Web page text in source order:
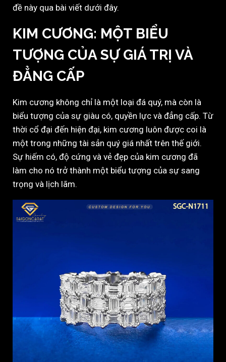
đề này qua bài viết dưới đây.
KIM CƯƠNG: MỘT BIỂU
TƯỢNG CỦA SỰ GIÁ TRỊ VÀ
ĐẲNG CẤP
Kim cương không chỉ là một loại đá quý, mà còn là
biểu tượng của sự giàu có, quyền lực và đẳng cấp. Từ
thời cổ đại đến hiện đại, kim cương luôn được coi là
một trong những tài sản quý giá nhất trên thế giới.
Sự hiếm có, độ cứng và vẻ đẹp của kim cương đã
làm cho nó trở thành một biểu tượng của sự sang
trọng và lịch lãm.